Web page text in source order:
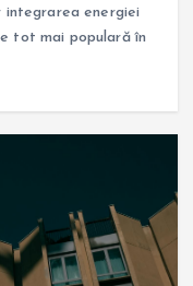
integrarea energiei
tot mai populară în